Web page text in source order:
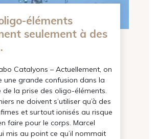
éléments
seulement à des
Catalyons – Actuellement, on
une grande confusion dans la
de la prise des oligo-éléments.
ne doivent s’utiliser qu’à des
et surtout ionisés au risque
faire pour le corps. Marcel
mis au point ce qu’il nommait